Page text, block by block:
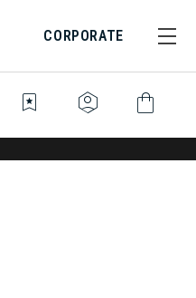
CORPORATE
bookmark_star identity_platform shopping_bag